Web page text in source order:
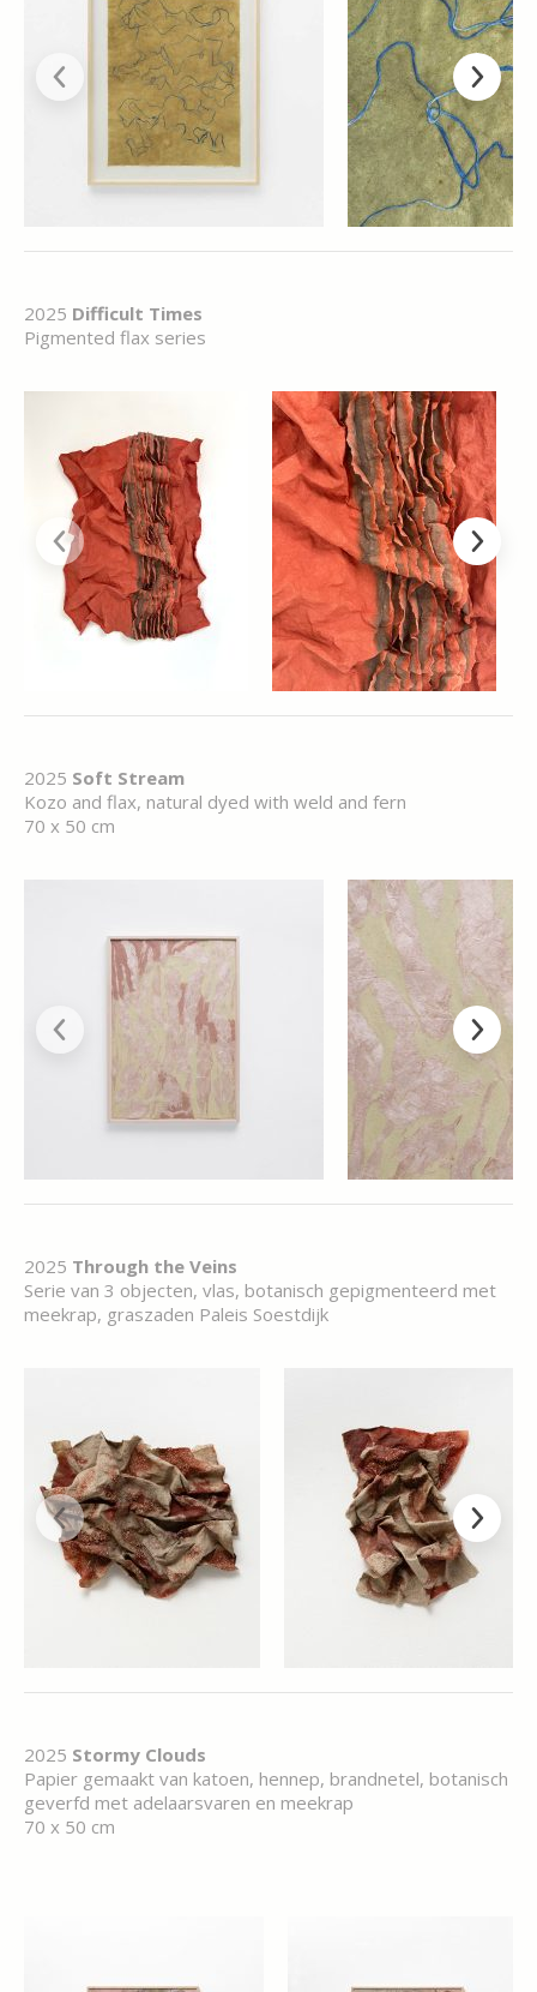
2025 Difficult Times
Pigmented flax series
2025 Soft Stream
Kozo and flax, natural dyed with weld and fern
70 x 50 cm
2025 Through the Veins
Serie van 3 objecten, vlas, botanisch gepigmenteerd met
meekrap, graszaden Paleis Soestdijk
2025 Stormy Clouds
Papier gemaakt van katoen, hennep, brandnetel, botanisch
geverfd met adelaarsvaren en meekrap
70 x 50 cm